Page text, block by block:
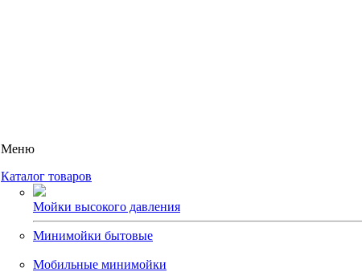
Меню
Каталог товаров
Мойки высокого давления
Минимойки бытовые
Мобильные минимойки